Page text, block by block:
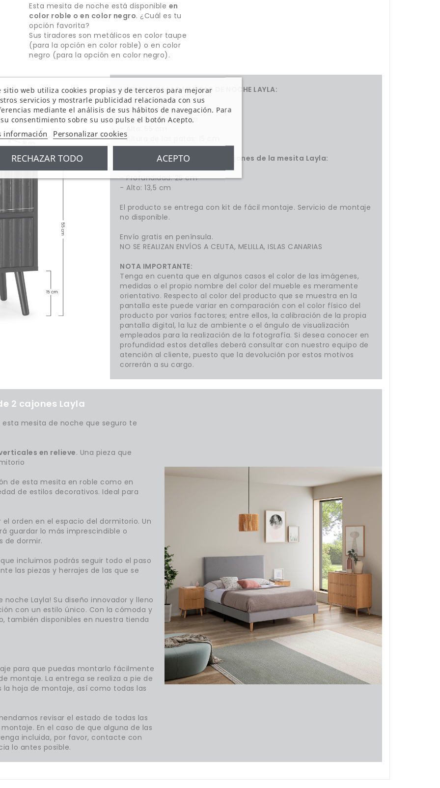
Esta mesita de noche está disponible en
color roble o en color negro. ¿Cuál es tu
opción favorita?
Sus tiradores son metálicos en color taupe
(para la opción en color roble) o en color
negro (para la opción en color negro).
MEDIDAS DE LAS MESITAS DE NOCHE LAYLA:
- Largo: 40 cm
- Profundidad: 30 cm
- Altura de las patas: 15 cm
Medidas del interior de los cajones de la mesita Layla:
- Profundidad: 25 cm
- Alto: 13,5 cm
El producto se entrega con kit de fácil montaje. Servicio de montaje
no disponible.
Envío gratis en península.
NO SE REALIZAN ENVÍOS A CEUTA, MELILLA, ISLAS CANARIAS
NOTA IMPORTANTE:
Tenga en cuenta que en algunos casos el color de las imágenes,
medidas o el propio nombre del color del mueble es meramente
orientativo. Respecto al color del producto que se muestra en la
pantalla este puede variar en comparación con el color físico del
producto por varios factores; entre ellos, la calibración de la propia
pantalla digital, la luz de ambiente o el ángulo de visualización
empleados para la realización de la fotografía. Si desea conocer en
profundidad estos detalles deberá consultar con nuestro equipo de
atención al cliente, puesto que la devolución por estos motivos
correrán a su cargo.
2 cajones Layla
mesita de noche que seguro te
en relieve. Una pieza que
de esta mesita en roble como en
de estilos decorativos. Ideal para
orden en el espacio del dormitorio. Un
guardar lo más imprescindible o
de dormir.
incluimos podrás seguir todo el paso
las piezas y herrajes de las que se
Layla! Su diseño innovador y lleno
con un estilo único. Con la cómoda y
también disponibles en nuestra tienda
para que puedas montarlo fácilmente
montaje. La entrega se realiza a pie de
hoja de montaje, así como todas las
revisar el estado de todas las
En el caso de que alguna de las
incluida, por favor, contacte con
lo antes posible.
sitio web utiliza cookies propias y de terceros para mejorar
servicios y mostrarle publicidad relacionada con sus
mediante el análisis de sus hábitos de navegación. Para
consentimiento sobre su uso pulse el botón Acepto.
información Personalizar cookies
RECHAZAR TODO ACEPTO